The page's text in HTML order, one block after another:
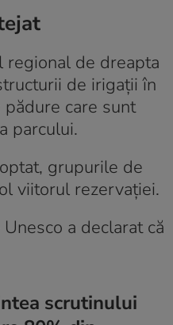
regional de dreapta
de irigații în
care sunt
parcului.
grupurile de
viitorul rezervației.
a declarat că
scrutinului